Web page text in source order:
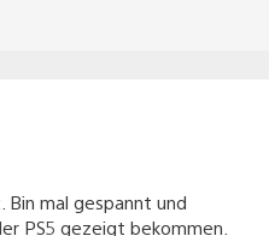
Bin mal gespannt und
PS5 gezeigt bekommen.